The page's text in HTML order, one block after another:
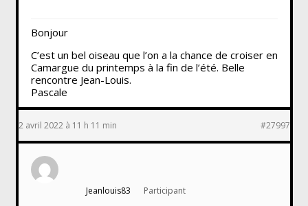
Bonjour
C’est un bel oiseau que l’on a la chance de croiser en
Camargue du printemps à la fin de l’été. Belle
rencontre Jean-Louis.
Pascale
2 avril 2022 à 11 h 11 min #27997
Jeanlouis83 Participant